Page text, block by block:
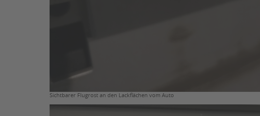
Sichtbarer Flugrost an den Lackflächen vom Auto